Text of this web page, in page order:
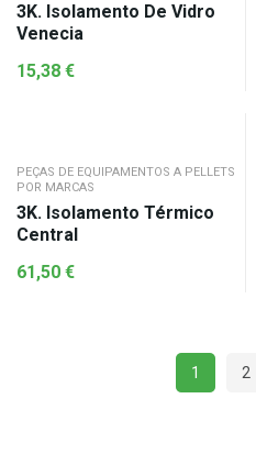
3K. Isolamento De Vidro
Venecia
15,38 €
PEÇAS DE EQUIPAMENTOS A PELLETS
POR MARCAS
3K. Isolamento Térmico
Central
61,50 €
1 2